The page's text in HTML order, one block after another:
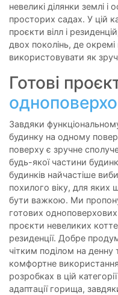
невеликі ділянки землі
просторих садах. У цій
проєкти вілл і
двох поколінь, де
використовувати як
Готові
Завдяки
будинку на одному
поверху є зручне
будь-якої частини
будинків найчастіше
похилого віку, для
бути важкою. Ми
готових
проєкти невеликих
резиденції. Добре
чітким поділом на денну
комфортне
розробках в цій
адаптації горища,